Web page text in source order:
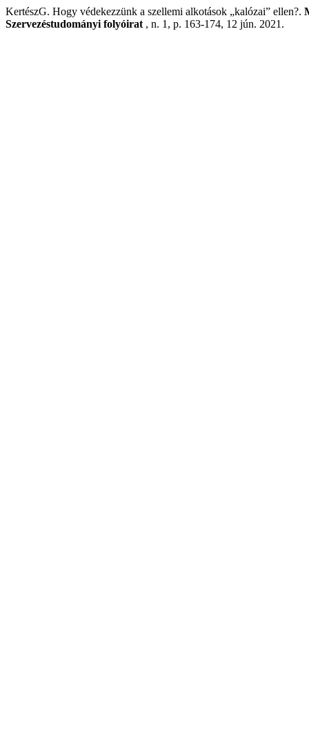
KertészG. Hogy védekezzünk a szellemi alkotások „kalózai” ellen?.
Szervezéstudományi folyóirat , n. 1, p. 163-174, 12 jún. 2021.